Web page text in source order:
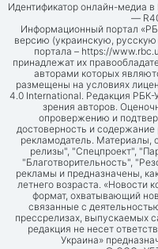
Идентификатор онлайн-медиа
—
Информационный портал
версию (украинскую, русскую
портала – https://
принадлежат их
авторами которых
размещены на условиях
4.0 International. Редакция РБК-
зрения авторов.
опровержению и
достоверность и
рекламодатель. Материалы,
релизы", "Спецпроект",
"Благотворительность",
рекламы и предназначены,
летнего возраста. «Новости
формат, охватывающий
связанные с
прессрелизах, выпускаемых
редакция не несет
Украина»